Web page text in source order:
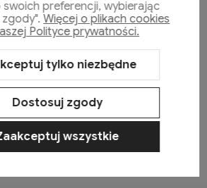
swoich preferencji, wybierając
Więcej o plikach cookies
Polityce prywatności.
tylko niezbędne
Dostosuj zgody
wszystkie